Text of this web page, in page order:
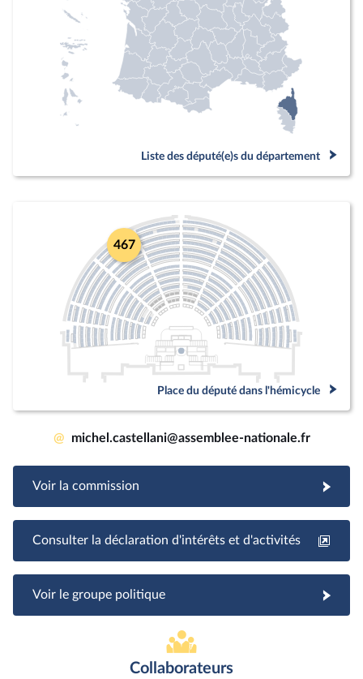
Liste des député(e)s du département
467
Place du député dans l'hémicycle
@ michel.castellani@assemblee-nationale.fr
Voir la commission
Consulter la déclaration d'intérêts et d'activités
Voir le groupe politique
Collaborateurs